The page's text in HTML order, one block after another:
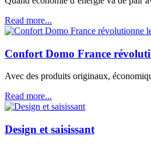
Read more...
Confort Domo France
Avec des produits originaux,
Read more...
Design et saisissant